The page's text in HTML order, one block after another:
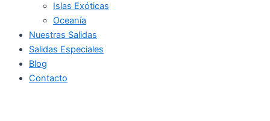
Islas Exóticas
Oceanía
Nuestras Salidas
Salidas Especiales
Blog
Contacto